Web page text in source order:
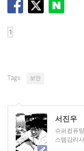
Tags: 보안
서진우
슈퍼컴퓨
스템감리